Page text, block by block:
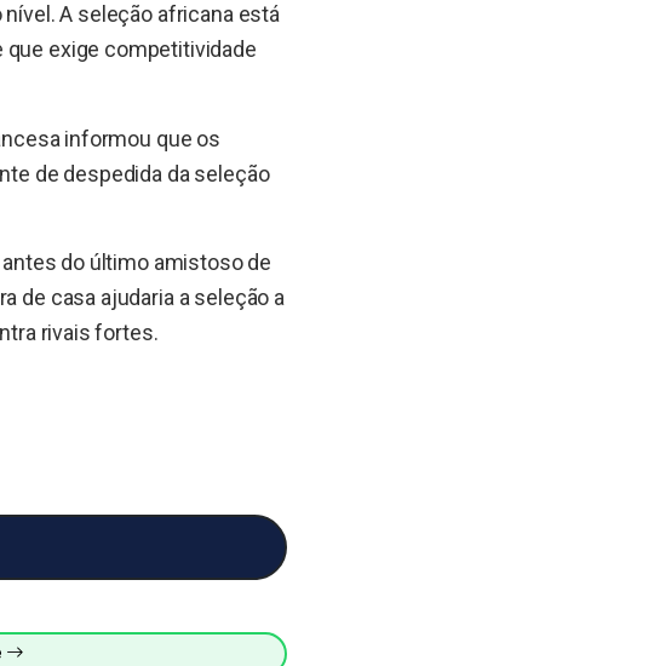
A seleção africana está
que exige competitividade
informou que os
de despedida da seleção
do último amistoso de
de casa ajudaria a seleção a
rivais fortes.